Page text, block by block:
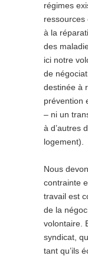
régimes
ressources
à la
des
ici notre
de
destinée à
prévention
– ni un
à d’autres
logement).
Nous
contrainte
travail est
de la
volontaire.
syndicat,
tant qu’ils